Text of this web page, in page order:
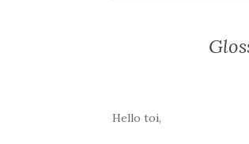
Hello toi,